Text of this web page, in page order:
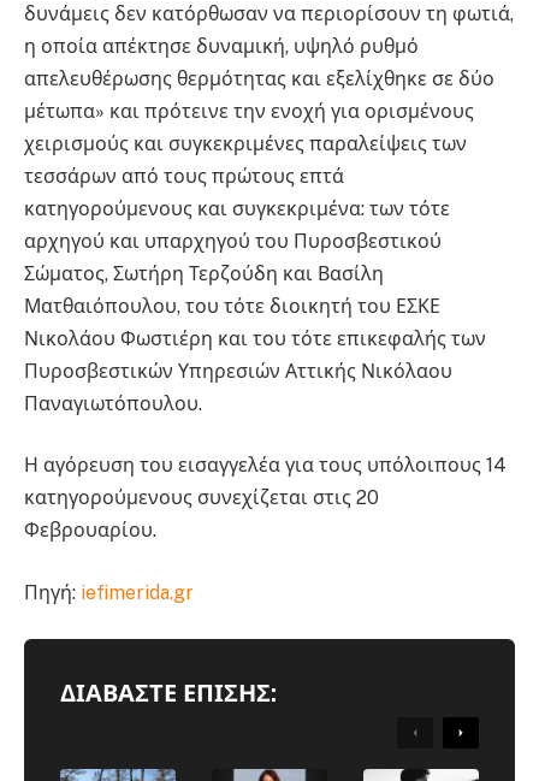
δυνάμεις δεν κατόρθωσαν να περιορίσουν τη φωτιά,
η οποία απέκτησε δυναμική, υψηλό ρυθμό
απελευθέρωσης θερμότητας και εξελίχθηκε σε δύο
μέτωπα» και πρότεινε την ενοχή για ορισμένους
χειρισμούς και συγκεκριμένες παραλείψεις των
τεσσάρων από τους πρώτους επτά
κατηγορούμενους και συγκεκριμένα: των τότε
αρχηγού και υπαρχηγού του Πυροσβεστικού
Σώματος, Σωτήρη Τερζούδη και Βασίλη
Ματθαιόπουλου, του τότε διοικητή του ΕΣΚΕ
Νικολάου Φωστιέρη και του τότε επικεφαλής των
Πυροσβεστικών Υπηρεσιών Αττικής Νικόλαου
Παναγιωτόπουλου.
Η αγόρευση του εισαγγελέα για τους υπόλοιπους 14
κατηγορούμενους συνεχίζεται στις 20
Φεβρουαρίου.
Πηγή: iefimerida.gr
ΔΙΑΒΑΣΤΕ ΕΠΙΣΗΣ:
PreviousNext